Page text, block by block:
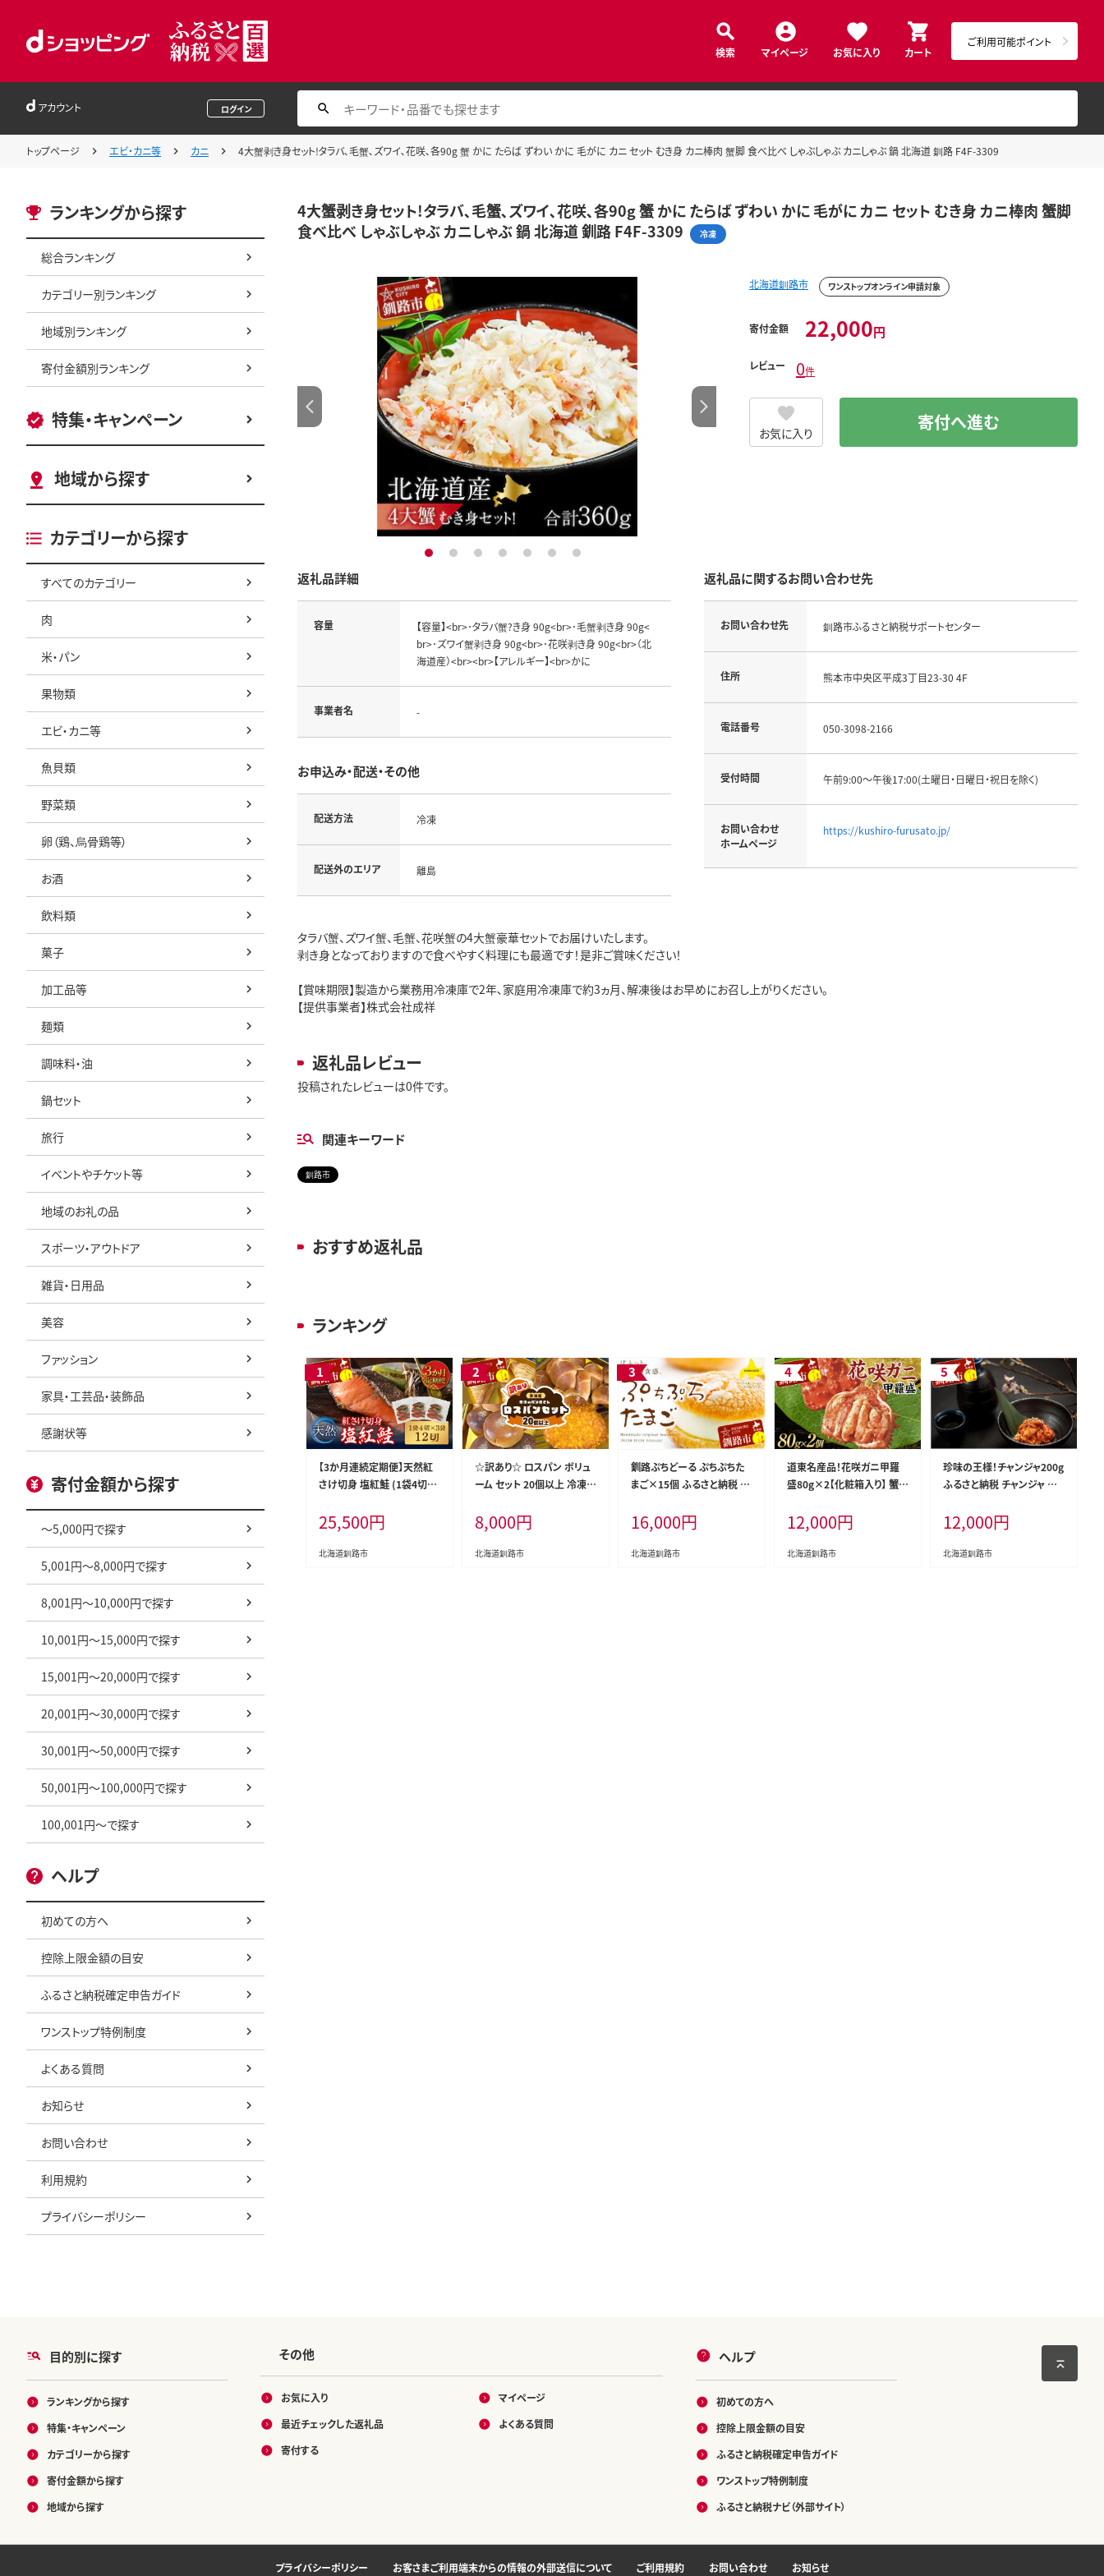
検索 マイページ お気に入り カート
ご利用可能ポイント
アカウント ログイン
トップページ エビ・カニ等 カニ 4大蟹剥き身セット!タラバ､毛蟹､ズワイ､花咲､各90g 蟹 かに たらば ずわい かに 毛がに カニ セット むき身 カニ棒肉 蟹脚 食べ比べ しゃぶしゃぶ カニしゃぶ 鍋 北海道 釧路 F4F-3309
ランキングから探す
総合ランキング
カテゴリー別ランキング
地域別ランキング
寄付金額別ランキング
特集・キャンペーン
地域から探す
カテゴリーから探す
すべてのカテゴリー
肉
米・パン
果物類
エビ・カニ等
魚貝類
野菜類
卵（鶏、烏骨鶏等）
お酒
飲料類
菓子
加工品等
麺類
調味料・油
鍋セット
旅行
イベントやチケット等
地域のお礼の品
スポーツ・アウトドア
雑貨・日用品
美容
ファッション
家具・工芸品・装飾品
感謝状等
寄付金額から探す
～5,000円で探す
5,001円～8,000円で探す
8,001円～10,000円で探す
10,001円～15,000円で探す
15,001円～20,000円で探す
20,001円～30,000円で探す
30,001円～50,000円で探す
50,001円～100,000円で探す
100,001円～で探す
ヘルプ
初めての方へ
控除上限金額の目安
ふるさと納税確定申告ガイド
ワンストップ特例制度
よくある質問
お知らせ
お問い合わせ
利用規約
プライバシーポリシー
4大蟹剥き身セット!タラバ､毛蟹､ズワイ､花咲､各90g 蟹 かに たらば ずわい かに 毛がに カニ セット むき身 カニ棒肉 蟹脚
食べ比べ しゃぶしゃぶ カニしゃぶ 鍋 北海道 釧路 F4F-3309
冷凍
1 2 3 4 5 6 7
北海道釧路市 ワンストップオンライン申請対象
寄付金額 22,000円
レビュー 0件
お気に入り 寄付へ進む
返礼品詳細
容量
【容量】<br>･タラバ蟹?き身 90g<br>･毛蟹剥き身 90g<
br>･ズワイ蟹剥き身 90g<br>･花咲剥き身 90g<br>（北
海道産）<br><br>【アレルギー】<br>かに
事業者名 -
お申込み・配送・その他
配送方法 冷凍
配送外のエリア 離島
返礼品に関するお問い合わせ先
お問い合わせ先 釧路市ふるさと納税サポートセンター
住所 熊本市中央区平成3丁目23-30 4F
電話番号 050-3098-2166
受付時間 午前9:00～午後17:00(土曜日・日曜日・祝日を除く)
お問い合わせ
ホームページ
https://kushiro-furusato.jp/
タラバ蟹、ズワイ蟹、毛蟹、花咲蟹の4大蟹豪華セットでお届けいたします。
剥き身となっておりますので食べやすく料理にも最適です！是非ご賞味ください！
【賞味期限】製造から業務用冷凍庫で2年､家庭用冷凍庫で約3ヵ月、解凍後はお早めにお召し上がりください。
【提供事業者】株式会社成祥
返礼品レビュー
投稿されたレビューは0件です。
関連キーワード
釧路市
おすすめ返礼品
ランキング
【3か月連続定期便】天然紅
さけ切身 塩紅鮭 (1袋4切入
切り身 海鮮 魚 切身 小分け
25,500円
北海道釧路市
☆訳あり☆ ロスパン ボリュ
ーム セット 20個以上 冷凍
不揃い 家計応援 フードロス
SDGs サステナブル コスパ
大容量 便利 レンチン 時短
8,000円
北海道釧路市
釧路ぷちどーる ぷちぷちた
まご×15個 ふるさと納税 菓
16,000円
北海道釧路市
道東名産品！花咲ガニ甲羅
盛80g×2【化粧箱入り】 蟹
答品 プレゼント 北海道 魚介
海産物 F4F-3200
12,000円
北海道釧路市
珍味の王様！チャンジャ200g
ふるさと納税 チャンジャ 珍
12,000円
北海道釧路市
目的別に探す
ランキングから探す
特集・キャンペーン
カテゴリーから探す
寄付金額から探す
地域から探す
その他
お気に入り
最近チェックした返礼品
寄付する
マイページ
よくある質問
ヘルプ
初めての方へ
控除上限金額の目安
ふるさと納税確定申告ガイド
ワンストップ特例制度
ふるさと納税ナビ（外部サイト）
プライバシーポリシー お客さまご利用端末からの情報の外部送信について ご利用規約 お問い合わせ お知らせ